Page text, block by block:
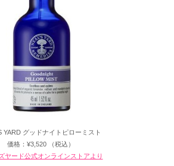
YARD グッドナイトピローミスト
価格：¥3,520 （税込）
ヤード公式オンラインストアより